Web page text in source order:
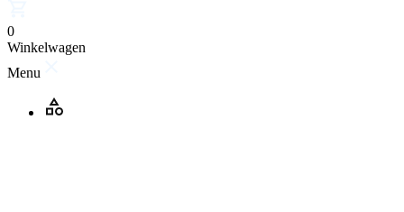
0
Winkelwagen
Menu